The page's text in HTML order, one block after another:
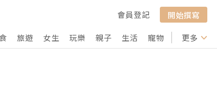
會員登記
開始撰寫
旅遊 女生 玩樂 親子 生活 寵物 行山 打卡
更多